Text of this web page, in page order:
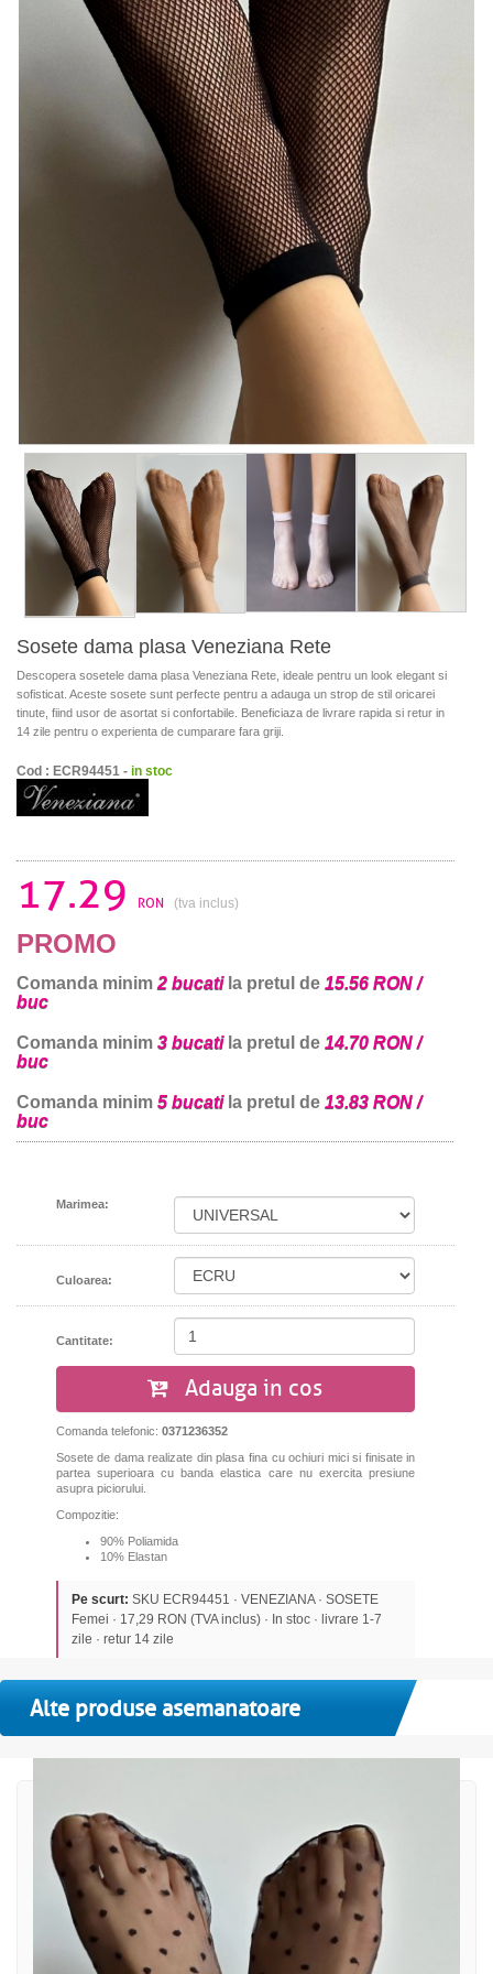
Sosete dama plasa Veneziana Rete
Descopera sosetele dama plasa Veneziana Rete, ideale pentru un look elegant si
sofisticat. Aceste sosete sunt perfecte pentru a adauga un strop de stil oricarei
tinute, fiind usor de asortat si confortabile. Beneficiaza de livrare rapida si retur in
14 zile pentru o experienta de cumparare fara griji.
Cod : ECR94451 - in stoc
17.29 RON (tva inclus)
PROMO
Comanda minim 2 bucatila pretul de 15.56 RON /
buc
Comanda minim 3 bucatila pretul de 14.70 RON /
buc
Comanda minim 5 bucatila pretul de 13.83 RON /
buc
Marimea:
Culoarea:
Cantitate:
Adauga in cos
Comanda telefonic: 0371236352
Sosete de dama realizate din plasa fina cu ochiuri mici si finisate in
partea superioara cu banda elastica care nu exercita presiune
asupra piciorului.
Compozitie:
90% Poliamida
10% Elastan
Pe scurt: SKU ECR94451 · VENEZIANA · SOSETE
Femei · 17,29 RON (TVA inclus) · In stoc · livrare 1-7
zile · retur 14 zile
Alte produse asemanatoare